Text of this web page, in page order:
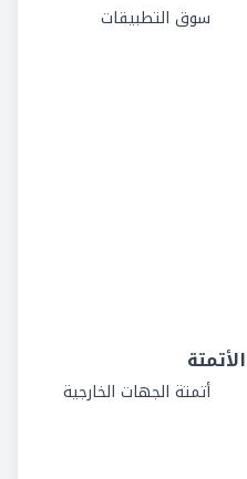
سوق التطبيقات
الأتمتة
أتمتة الجهات الخارجية